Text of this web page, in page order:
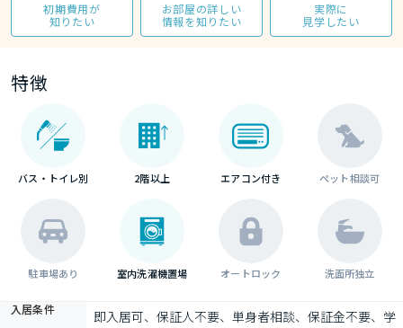
初期費用が
知りたい
お部屋の詳しい
情報を知りたい
実際に
見学したい
特徴
バス・トイレ別 2階以上 エアコン付き ペット相談可
駐車場あり 室内洗濯機置場 オートロック 洗面所独立
入居条件
即入居可、保証人不要、単身者相談、保証金不要、学